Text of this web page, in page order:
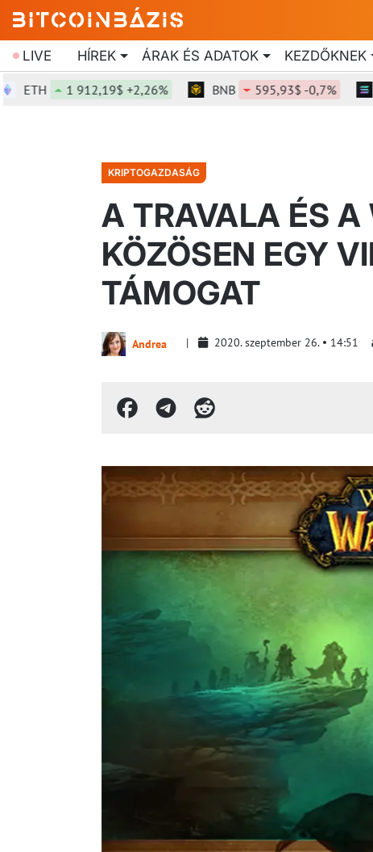
LIVE HÍREK ÁRAK ÉS ADATOK KEZDŐKNEK
1 912,19$ +2,26% BNB 595,93$ -0,7% SOL
KRIPTOGAZDASÁG
A TRAVALA ÉS A
KÖZÖSEN EGY
TÁMOGAT
Andrea 2020. szeptember 26. 14:51